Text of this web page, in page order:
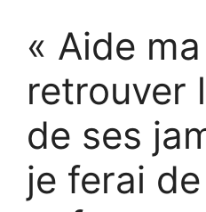
« Aide
retrouver
de ses
je ferai